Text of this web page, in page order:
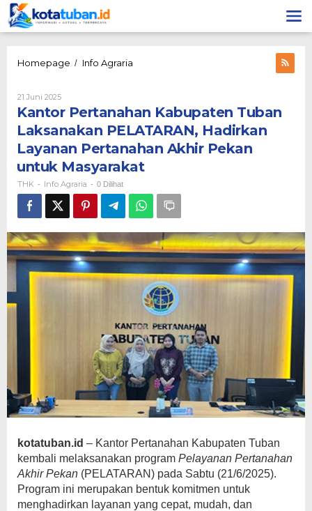
Lewati
ke
konten
Homepage / Info Agraria
Laksanakan
PELATARAN,
Hadirkan
Layanan
Pertanahan
Akhir
untuk
Masyarakat
21 Juni 2025Oleh
THK
Kantor Pertanahan Kabupaten Tuban
Laksanakan PELATARAN, Hadirkan
Layanan Pertanahan Akhir Pekan
untuk Masyarakat
THK - Info Agraria - 0 Dilihat
kotatuban.id – Kantor Pertanahan Kabupaten Tuban
kembali melaksanakan program Pelayanan Pertanahan
Akhir Pekan (PELATARAN) pada Sabtu (21/6/2025).
Program ini merupakan bentuk komitmen untuk
menghadirkan layanan yang cepat, mudah, dan